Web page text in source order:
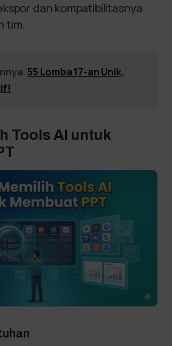
dan kompatibilitasnya
tim.
55 Lomba 17-an Unik,
Tools AI untuk